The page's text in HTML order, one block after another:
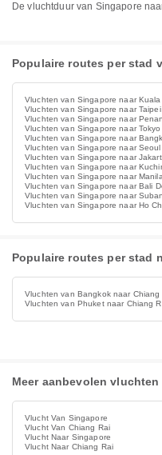
De vluchtduur van Singapore
Populaire routes per stad
Vluchten van Singapore naar Kuala
Vluchten van Singapore naar Taipei
Vluchten van Singapore naar
Vluchten van Singapore naar Tokyo
Vluchten van Singapore naar
Vluchten van Singapore naar Seoul
Vluchten van Singapore naar
Vluchten van Singapore naar
Vluchten van Singapore naar Manila
Vluchten van Singapore naar Bali
Vluchten van Singapore naar
Vluchten van Singapore naar Ho
Populaire routes per stad
Vluchten van Bangkok naar Chiang
Vluchten van Phuket naar Chiang
Meer aanbevolen
Vlucht Van Singapore
Vlucht Van Chiang Rai
Vlucht Naar Singapore
Vlucht Naar Chiang Rai